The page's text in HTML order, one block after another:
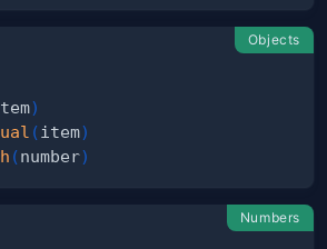
Objects
)
( item)
(number)
Numbers